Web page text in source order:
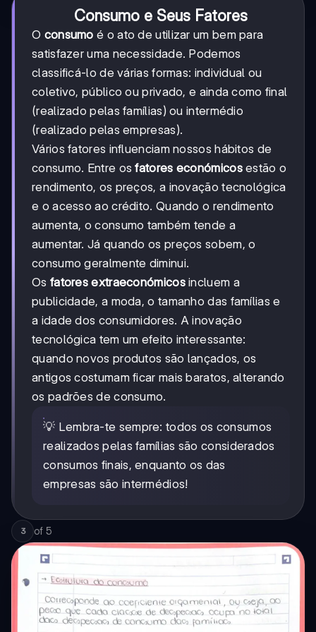
Consumo e Seus Fatores
O consumo é o ato de utilizar um bem para
satisfazer uma necessidade. Podemos
classificá-lo de várias formas: individual ou
coletivo, público ou privado, e ainda como final
(realizado pelas famílias) ou intermédio
(realizado pelas empresas).
Vários fatores influenciam nossos hábitos de
consumo. Entre osfatores económicosestão o
rendimento, os preços, a inovação tecnológica
e o acesso ao crédito. Quando o rendimento
aumenta, o consumo também tende a
aumentar. Já quando os preços sobem, o
consumo geralmente diminui.
Os fatores extraeconómicosincluem a
publicidade, a moda, o tamanho das famílias e
a idade dos consumidores. A inovação
tecnológica tem um efeito interessante:
quando novos produtos são lançados, os
antigos costumam ficar mais baratos, alterando
os padrões de consumo.
💡 Lembra-te sempre: todos os consumos
realizados pelas famílias são considerados
consumos finais, enquanto os das
empresas são intermédios!
3 of 5